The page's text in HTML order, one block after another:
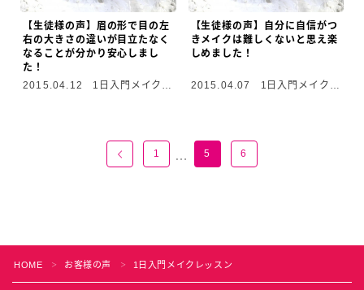
【生徒様の声】眉の形で目の左
右の大きさの違いが目立たなく
なることが分かり安心しまし
た！
2015.04.12
1日入門メイクレ
【生徒様の声】自分に自信がつ
きメイクは難しくないと思え楽
しめました！
2015.04.07
1日入門メイクレ
1 … 5 6
HOME ＞ お客様の声 ＞ 1日入門メイクレッスン